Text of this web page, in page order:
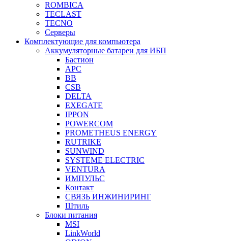
ROMBICA
TECLAST
TECNO
Серверы
Комплектующие для компьютера
Аккумуляторные батареи для ИБП
Бастион
APC
BB
CSB
DELTA
EXEGATE
IPPON
POWERCOM
PROMETHEUS ENERGY
RUTRIKE
SUNWIND
SYSTEME ELECTRIC
VENTURA
ИМПУЛЬС
Контакт
СВЯЗЬ ИНЖИНИРИНГ
Штиль
Блоки питания
MSI
LinkWorld